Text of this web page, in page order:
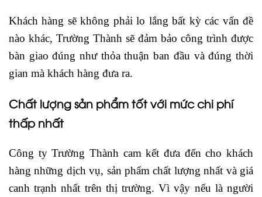
Khách hàng sẽ không phải lo lắng bất kỳ các vấn đề
nào khác, Trường Thành sẽ đảm bảo công trình được
bàn giao đúng như thỏa thuận ban đầu và đúng thời
gian mà khách hàng đưa ra.
Chất lượng sản phẩm tốt với mức chi phí
thấp nhất
Công ty Trường Thành cam kết đưa đến cho khách
hàng những dịch vụ, sản phẩm chất lượng nhất và giá
canh trạnh nhất trên thị trường. Vì vậy nếu là người